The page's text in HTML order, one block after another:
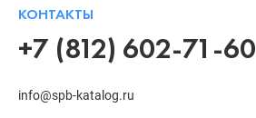
КОНТАКТЫ
+7 (812) 602-71-60
info@spb-katalog.ru